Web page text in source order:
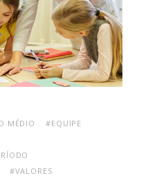
MÉDIO
#EQUIPE
#VALORES